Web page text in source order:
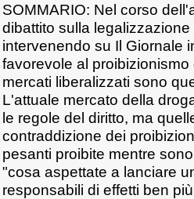
SOMMARIO: Nel corso
dibattito sulla
intervenendo su Il Giornale
favorevole al
mercati liberalizzati sono
L'attuale mercato della
le regole del diritto, ma
contraddizione dei
pesanti proibite mentre
"cosa aspettate a lanciare
responsabili di effetti ben